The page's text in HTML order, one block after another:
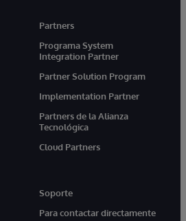
Partners
Programa System
Integration Partner
Partner Solution Program
Implementation Partner
Partners de la Alianza
Tecnológica
Cloud Partners
Soporte
Para contactar directamente